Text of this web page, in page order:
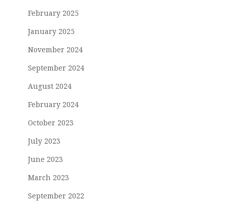
February 2025
January 2025
November 2024
September 2024
August 2024
February 2024
October 2023
July 2023
June 2023
March 2023
September 2022